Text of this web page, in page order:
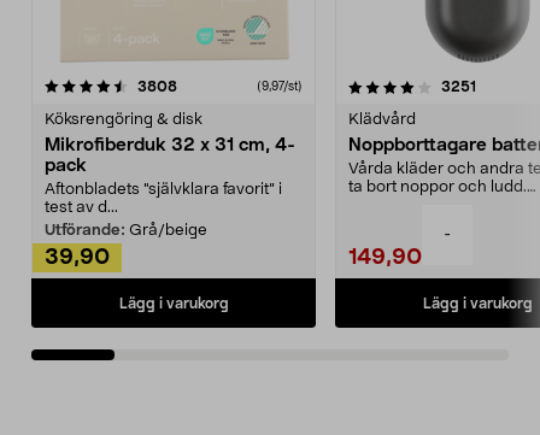
-
3808recensioner (9,97/st)
Köksrengöring & disk
Mikrofiberduk 32 x 31 cm, 4-
pack
Aftonbladets "självklara favorit” i
test av d...
Utförande: Grå/beige
39,90
Lägg i varukorg
4.0av 5 stjärnor 3251
Klädvård
Noppborttagare
Vårda kläder och andra
ta bort noppor och ludd.
149,90
Lägg i varukorg
4.5av 5 stjärnor